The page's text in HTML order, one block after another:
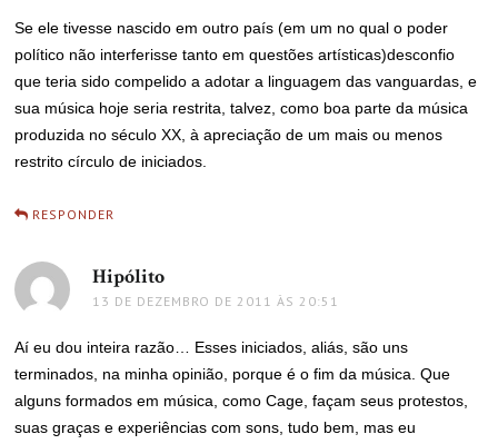
Se ele tivesse nascido em outro país (em um no qual o poder
político não interferisse tanto em questões artísticas)desconfio
que teria sido compelido a adotar a linguagem das vanguardas, e
sua música hoje seria restrita, talvez, como boa parte da música
produzida no século XX, à apreciação de um mais ou menos
restrito círculo de iniciados.
RESPONDER
Hipólito
13 DE DEZEMBRO DE 2011 ÀS 20:51
Aí eu dou inteira razão… Esses iniciados, aliás, são uns
terminados, na minha opinião, porque é o fim da música. Que
alguns formados em música, como Cage, façam seus protestos,
suas graças e experiências com sons, tudo bem, mas eu